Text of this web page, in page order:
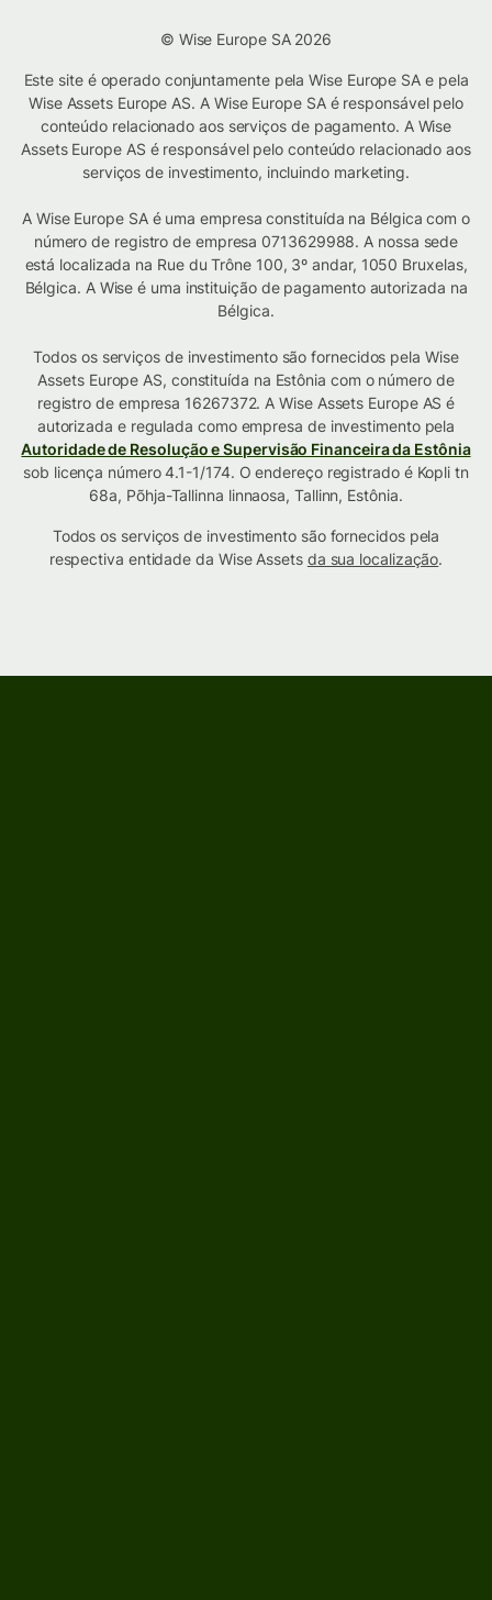
© Wise Europe SA 2026
Este site é operado conjuntamente pela Wise Europe SA e pela
Wise Assets Europe AS. A Wise Europe SA é responsável pelo
conteúdo relacionado aos serviços de pagamento. A Wise
Assets Europe AS é responsável pelo conteúdo relacionado aos
serviços de investimento, incluindo marketing.
A Wise Europe SA é uma empresa constituída na Bélgica com o
número de registro de empresa 0713629988. A nossa sede
está localizada na Rue du Trône 100, 3º andar, 1050 Bruxelas,
Bélgica. A Wise é uma instituição de pagamento autorizada na
Bélgica.
Todos os serviços de investimento são fornecidos pela Wise
Assets Europe AS, constituída na Estônia com o número de
registro de empresa 16267372. A Wise Assets Europe AS é
autorizada e regulada como empresa de investimento pela
Autoridade de Resolução e Supervisão Financeira da Estônia
sob licença número 4.1-1/174. O endereço registrado é Kopli tn
68a, Põhja-Tallinna linnaosa, Tallinn, Estônia.
Todos os serviços de investimento são fornecidos pela
respectiva entidade da Wise Assets da sua localização.